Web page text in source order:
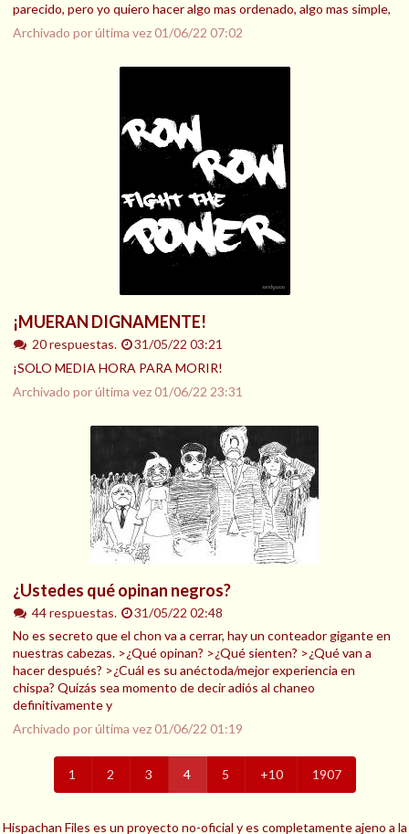
parecido, pero yo quiero hacer algo mas ordenado, algo mas simple,
Archivado por última vez01/06/22 07:02
¡MUERAN DIGNAMENTE!
20 respuestas.
31/05/22 03:21
¡SOLO MEDIA HORA PARA MORIR!
Archivado por última vez01/06/22 23:31
¿Ustedes qué opinan negros?
44 respuestas.
31/05/22 02:48
No es secreto que el chon va a cerrar, hay un conteador gigante en
nuestras cabezas. >¿Qué opinan? >¿Qué sienten? >¿Qué van a
hacer después? >¿Cuál es su anéctoda/mejor experiencia en
chispa? Quizás sea momento de decir adiós al chaneo
definitivamente y
Archivado por última vez01/06/22 01:19
1 2 3 4 5 +10 1907
Hispachan Files es un proyecto no-oficial y es completamente ajeno a la